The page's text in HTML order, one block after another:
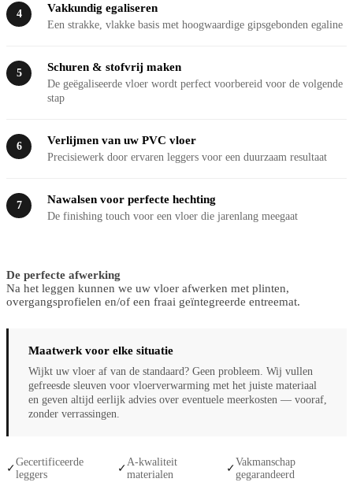
4 Vakkundig egaliseren
Een strakke, vlakke basis met hoogwaardige gipsgebonden egaline
5 Schuren & stofvrij maken
De geëgaliseerde vloer wordt perfect voorbereid voor de volgende
stap
6 Verlijmen van uw PVC vloer
Precisiewerk door ervaren leggers voor een duurzaam resultaat
7 Nawalsen voor perfecte hechting
De finishing touch voor een vloer die jarenlang meegaat
De perfecte afwerking
Na het leggen kunnen we uw vloer afwerken met plinten,
overgangsprofielen en/of een fraai geïntegreerde entreemat.
Maatwerk voor elke situatie
Wijkt uw vloer af van de standaard? Geen probleem. Wij vullen
gefreesde sleuven voor vloerverwarming met het juiste materiaal
en geven altijd eerlijk advies over eventuele meerkosten — vooraf,
zonder verrassingen.
✓
Gecertificeerde
leggers
✓
A-kwaliteit
materialen
✓
Vakmanschap
gegarandeerd